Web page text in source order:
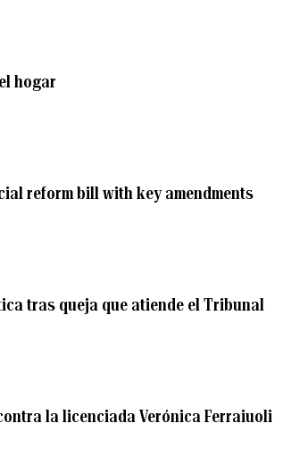
hogar
reform bill with key amendments
tras queja que atiende el Tribunal
la licenciada Verónica Ferraiuoli